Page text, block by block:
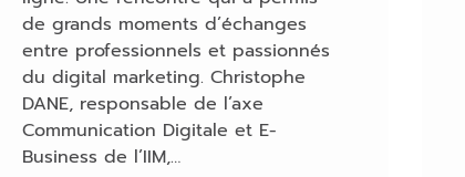
de grands moments d’échanges
entre professionnels et passionnés
du digital marketing. Christophe
DANE, responsable de l’axe
Communication Digitale et E-
Business de l’IIM,…